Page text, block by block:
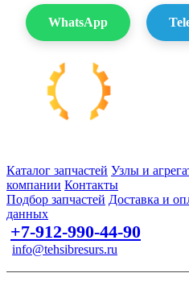
WhatsApp
Каталог запчастей Узлы и
компании Контакты
Подбор запчастей Доставка и
данных
+7-912-990-44-90
info@tehsibresurs.ru